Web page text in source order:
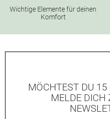
Wichtige Elemente für deinen
Komfort
MÖCHTEST DU 15
MELDE DICH